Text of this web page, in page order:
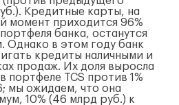
Кредитные карты, на
момент приходится 96%
банка, останутся
Однако в этом году банк
кредиты наличными и
продаж. Их доля выросла
портфеле TCS против 1%
мы ожидаем, что она
10% (46 млрд руб.) к